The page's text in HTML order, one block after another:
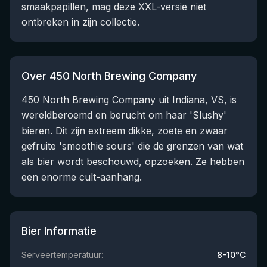
smaakpapillen, mag deze XXL-versie niet
ontbreken in zijn collectie.
Over 450 North Brewing Company
450 North Brewing Company uit Indiana, VS, is
wereldberoemd en berucht om haar 'Slushy'
bieren. Dit zijn extreem dikke, zoete en zwaar
gefruite 'smoothie sours' die de grenzen van wat
als bier wordt beschouwd, opzoeken. Ze hebben
een enorme cult-aanhang.
Bier Informatie
Serveertemperatuur:
8-10°C